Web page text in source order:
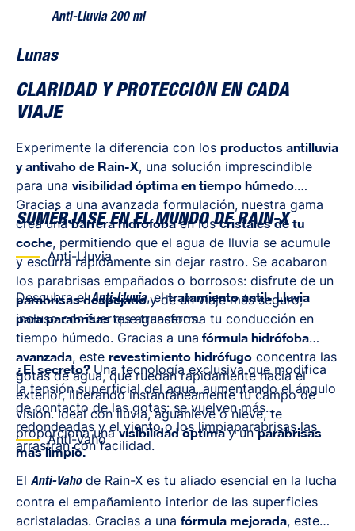
Anti-Lluvia 200 ml
Lunas
CLARIDAD Y PROTECCIÓN EN CADA
VIAJE
Experimente la diferencia con los productos antilluvia
y antivaho de Rain-X, una solución imprescindible
para una visibilidad óptima en tiempo húmedo.
Gracias a una avanzada formulación, nuestra gama
crea unabarrera hidrófobaen loscristales de tu
coche, permitiendo que el agua de lluvia se acumule
y escurra rápidamente sin dejar rastro. Se acabaron
los parabrisas empañados o borrosos: disfrute de un
parabrisas despejadoy de un viaje más seguro,
incluso con fuertes aguaceros.
SUMÉRJASE EN EL MUNDO DE RAIN-X
Anti-Lluvia
Descubra elAnti-Lluvia, eltratamiento antil- Lluvia
para parabrisasque transforma tu conducción en
tiempo húmedo. Gracias a una fórmula hidrófoba
avanzada, este revestimiento hidrófugo concentra las
gotas de agua, que ruedan rápidamente hacia el
exterior, liberando instantáneamente tu campo de
visión. Ideal con lluvia, aguanieve o nieve, te
proporciona unavisibilidad óptimay unparabrisas
más limpio.
¿El secreto? Una tecnología exclusiva que modifica
la tensión superficial del agua, aumentando el ángulo
de contacto de las gotas: se vuelven más
redondeadas y el viento o los limpiaparabrisas las
arrastran con facilidad.
Anti-Vaho
El Anti-Vahode Rain-X es tu aliado esencial en la lucha
contra el empañamiento interior de las superficies
acristaladas. Gracias a una fórmula mejorada, este